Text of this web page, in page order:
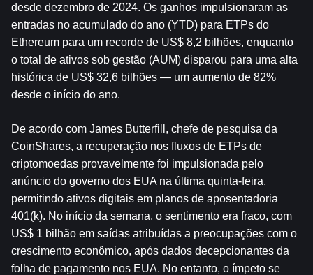
desde dezembro de 2024. Os ganhos impulsionaram as
entradas no acumulado do ano (YTD) para ETPs do
Ethereum para um recorde de US$ 8,2 bilhões, enquanto
o total de ativos sob gestão (AUM) disparou para uma alta
histórica de US$ 32,6 bilhões — um aumento de 82%
desde o início do ano.
De acordo com James Butterfill, chefe de pesquisa da
CoinShares, a recuperação nos fluxos de ETPs de
criptomoedas provavelmente foi impulsionada pelo
anúncio do governo dos EUA na última quinta-feira,
permitindo ativos digitais em planos de aposentadoria
401(k). No início da semana, o sentimento era fraco, com
US$ 1 bilhão em saídas atribuídas a preocupações com o
crescimento econômico, após dados decepcionantes da
folha de pagamento nos EUA. No entanto, o ímpeto se